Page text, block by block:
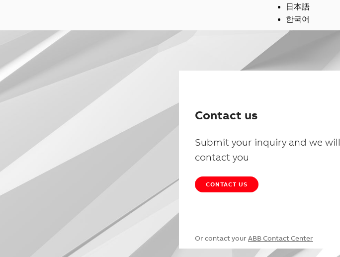
日本語
한국어
Contact us
Submit your inquiry and we will
contact you
CONTACT US
Or contact your ABB Contact Center